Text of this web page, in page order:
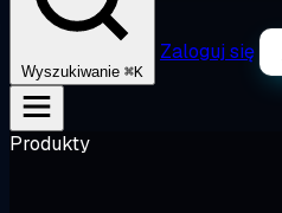
Wyszukiwanie ⌘K
Zaloguj się
Produkty